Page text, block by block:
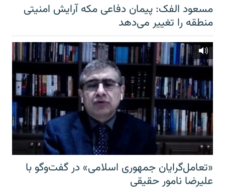
مسعود الفک: پیمان دفاعی مکه آرایش امنیتی
منطقه را تغییر می‌دهد
«تعامل‌گرایان جمهوری اسلامی» در گفت‌وگو با
علیرضا نامور حقیقی